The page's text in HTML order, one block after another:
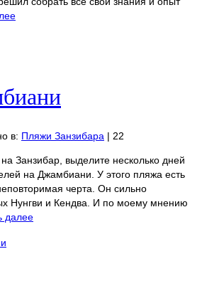
в: Пляжи Занзибара | 22
Занзибар, выделите несколько дней
на Джамбиани. У этого пляжа есть
черта. Он сильно
Нунгви и Кендва. И по моему мнению
далее